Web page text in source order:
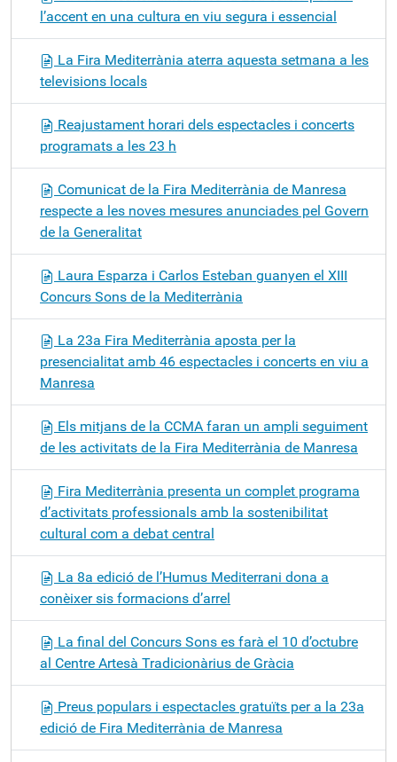
l’accent en una cultura en viu segura i essencial
La Fira Mediterrània aterra aquesta setmana a les
televisions locals
Reajustament horari dels espectacles i concerts
programats a les 23 h
Comunicat de la Fira Mediterrània de Manresa
respecte a les noves mesures anunciades pel Govern
de la Generalitat
Laura Esparza i Carlos Esteban guanyen el XIII
Concurs Sons de la Mediterrània
La 23a Fira Mediterrània aposta per la
presencialitat amb 46 espectacles i concerts en viu a
Manresa
Els mitjans de la CCMA faran un ampli seguiment
de les activitats de la Fira Mediterrània de Manresa
Fira Mediterrània presenta un complet programa
d’activitats professionals amb la sostenibilitat
cultural com a debat central
La 8a edició de l’Humus Mediterrani dona a
conèixer sis formacions d’arrel
La final del Concurs Sons es farà el 10 d’octubre
al Centre Artesà Tradicionàrius de Gràcia
Preus populars i espectacles gratuïts per a la 23a
edició de Fira Mediterrània de Manresa